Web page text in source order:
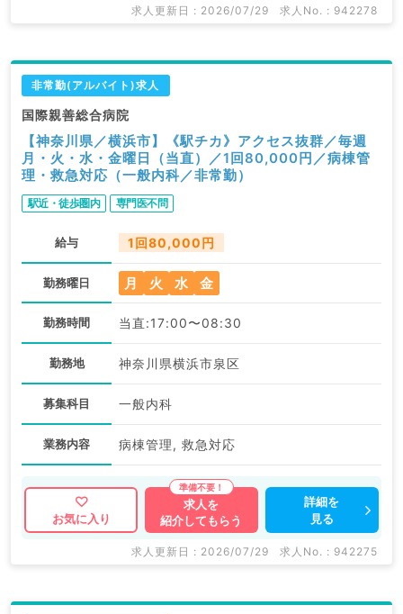
求人更新日 : 2026/07/29 求人No. : 942278
非常勤(アルバイト)求人
国際親善総合病院
【神奈川県／横浜市】《駅チカ》アクセス抜群／毎週
月・火・水・金曜日（当直）／1回80,000円／病棟管
理・救急対応（一般内科／非常勤）
駅近・徒歩圏内 専門医不問
給与 1回80,000円
勤務曜日 月 火 水 金
勤務時間 当直:17:00〜08:30
勤務地 神奈川県横浜市泉区
募集科目 一般内科
業務内容 病棟管理, 救急対応
お気に入り
求人を
紹介してもらう
詳細を
見る
求人更新日 : 2026/07/29 求人No. : 942275